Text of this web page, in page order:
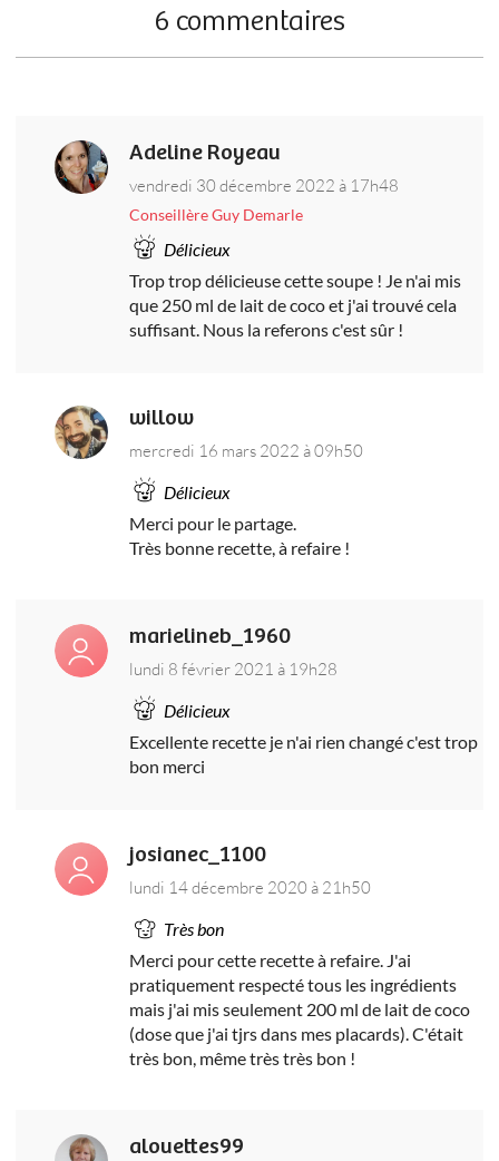
6 commentaires
Adeline Royeau
vendredi 30 décembre 2022 à 17h48
Conseillère Guy Demarle
Délicieux
Trop trop délicieuse cette soupe ! Je n'ai mis
que 250 ml de lait de coco et j'ai trouvé cela
suffisant. Nous la referons c'est sûr !
willow
mercredi 16 mars 2022 à 09h50
Délicieux
Merci pour le partage.
Très bonne recette, à refaire !
marielineb_1960
lundi 8 février 2021 à 19h28
Délicieux
Excellente recette je n'ai rien changé c'est trop
bon merci
josianec_1100
lundi 14 décembre 2020 à 21h50
Très bon
Merci pour cette recette à refaire. J'ai
pratiquement respecté tous les ingrédients
mais j'ai mis seulement 200 ml de lait de coco
(dose que j'ai tjrs dans mes placards). C'était
très bon, même très très bon !
alouettes99